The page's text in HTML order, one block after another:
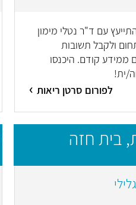
עם ד"ר נטלי מימון
ולקבל תשובות
ממידע קודם. היכנסו
ית!
לפורום סרטן ריאות
בית חזה